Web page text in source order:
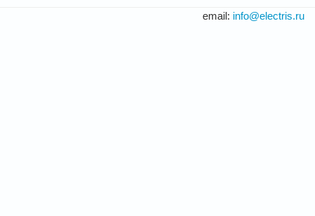
email: info@electris.ru